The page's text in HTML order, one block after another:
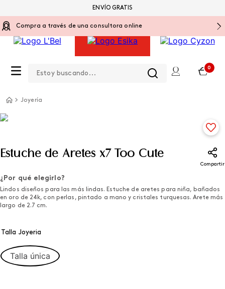
Compra a través de una consultora online
0
ENVÍO GRATIS
Joyería
Estuche de Aretes x7 Too Cute
Compartir
¿Por qué elegirlo?
Lindos diseños para las más lindas. Estuche de aretes para niña, bañados
en oro de 24k, con perlas, pintado a mano y cristales turquesas. Arete más
largo de 2.7 cm.
Talla Joyeria
Talla única